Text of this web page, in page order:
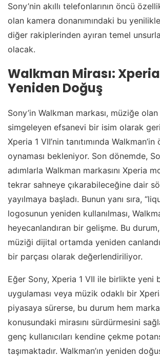
Sony’nin akıllı telefonlarının öncü
olan kamera donanımındaki bu
diğer rakiplerinden ayıran temel
olacak.
Walkman Mirası: Xperia
Yeniden Doğuş
Sony’in Walkman markası, müziğe
simgeleyen efsanevi bir isim olarak
Xperia 1 VII’nin tanıtımında
oynaması bekleniyor. Son dönemde,
adımlarla Walkman markasını Xperia
tekrar sahneye çıkarabileceğine dair
yayılmaya başladı. Bunun yanı sıra,
logosunun yeniden kullanılması,
heyecanlandıran bir gelişme. Bu
müziği dijital ortamda yeniden
bir parçası olarak değerlendiriliyor.
Eğer Sony, Xperia 1 VII ile birlikte yeni
uygulaması veya müzik odaklı bir
piyasaya sürerse, bu durum hem
konusundaki mirasını sürdürmesini
genç kullanıcıları kendine çekme
taşımaktadır. Walkman’ın yeniden